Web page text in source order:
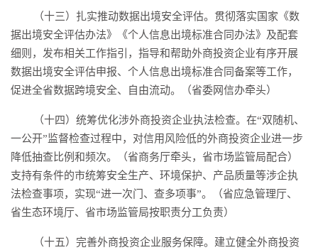
（十三）扎实推动数据出境安全评估。贯彻落实国家《数
据出境安全评估办法》《个人信息出境标准合同办法》及配套
细则，发布相关工作指引，指导和帮助外商投资企业有序开展
数据出境安全评估申报、个人信息出境标准合同备案等工作，
促进全省数据跨境安全、自由流动。（省委网信办牵头）
（十四）统筹优化涉外商投资企业执法检查。在“双随机、
一公开”监督检查过程中，对信用风险低的外商投资企业进一步
降低抽查比例和频次。（省商务厅牵头，省市场监管局配合）
支持有条件的市统筹安全生产、环境保护、产品质量等涉企执
法检查事项，实现“进一次门、查多项事”。（省应急管理厅、
省生态环境厅、省市场监管局按职责分工负责）
（十五）完善外商投资企业服务保障。建立健全外商投资